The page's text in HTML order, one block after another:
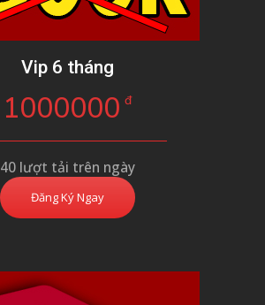
Vip 6 tháng
1000000 đ
40 lượt tải trên ngày
Đăng Ký Ngay